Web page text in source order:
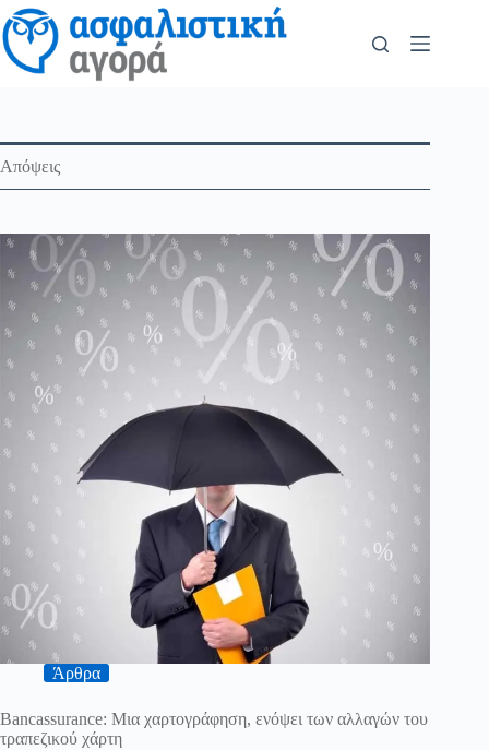
Απόψεις
Άρθρα
Bancassurance: Μια χαρτογράφηση, ενόψει των αλλαγών του
τραπεζικού χάρτη